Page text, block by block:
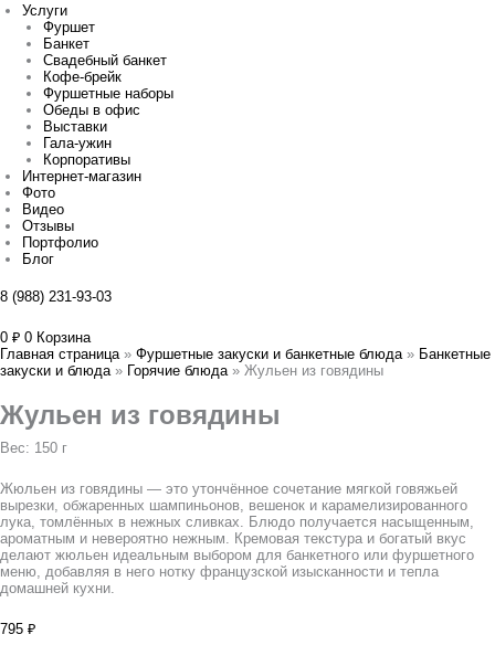
Услуги
Фуршет
Банкет
Свадебный банкет
Кофе-брейк
Фуршетные наборы
Обеды в офис
Выставки
Гала-ужин
Корпоративы
Интернет-магазин
Фото
Видео
Отзывы
Портфолио
Блог
8 (988) 231-93-03
0 ₽ 0 Корзина
Главная страница» Фуршетные закуски и банкетные блюда» Банкетные
закуски и блюда» Горячие блюда» Жульен из говядины
Жульен из говядины
Вес: 150 г
Жюльен из говядины — это утончённое сочетание мягкой говяжьей
вырезки, обжаренных шампиньонов, вешенок и карамелизированного
лука, томлённых в нежных сливках. Блюдо получается насыщенным,
ароматным и невероятно нежным. Кремовая текстура и богатый вкус
делают жюльен идеальным выбором для банкетного или фуршетного
меню, добавляя в него нотку французской изысканности и тепла
домашней кухни.
795 ₽